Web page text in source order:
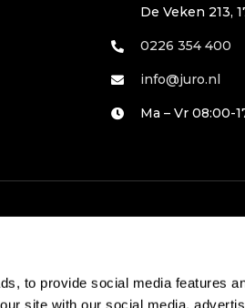
to provide social media features
site with our social media,
De Veken 213,
0226 354 400
info@juro.nl
Ma – Vr 08:00-